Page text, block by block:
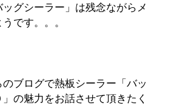
グシーラー」は残念ながらメ
です。。。
ブログで熱板シーラー「バッ
の魅力をお話させて頂きたく